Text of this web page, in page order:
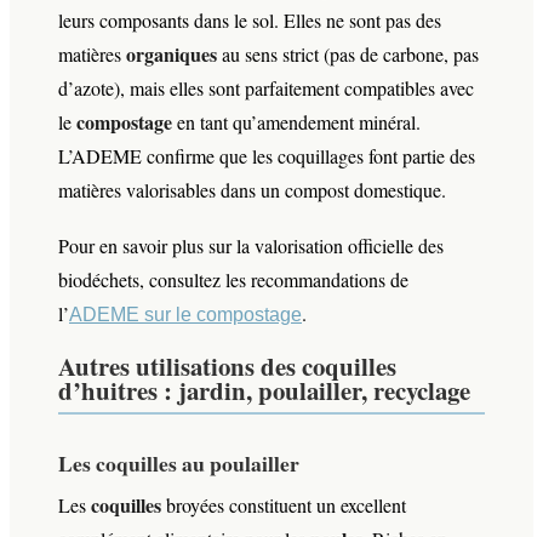
leurs composants dans le sol. Elles ne sont pas des
matièresorganiquesau sens strict (pas de carbone, pas
d’azote), mais elles sont parfaitement compatibles avec
lecompostageen tant qu’amendement minéral.
L’ADEME confirme que les coquillages font partie des
matières valorisables dans un compost domestique.
Pour en savoir plus sur la valorisation officielle des
biodéchets, consultez les recommandations de
l’ADEME sur le compostage.
Autres utilisations des coquilles
d’huitres : jardin, poulailler, recyclage
Les coquilles au poulailler
Lescoquillesbroyées constituent un excellent